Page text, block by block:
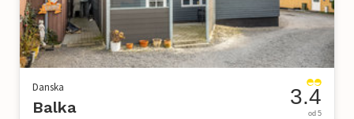
Danska
Balka 3.4
od 5